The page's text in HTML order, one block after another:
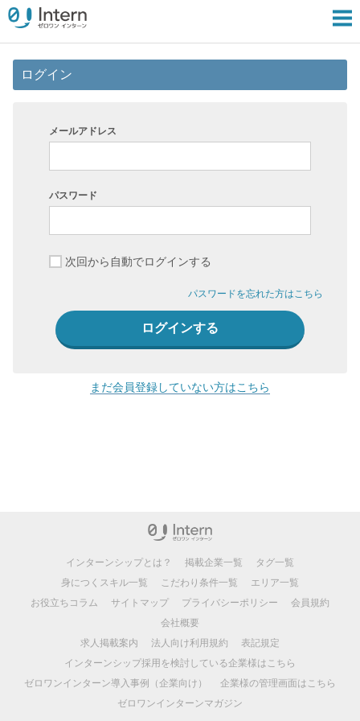
ログイン
メールアドレス
パスワード
次回から自動でログインする
パスワードを忘れた方はこちら
まだ会員登録していない方はこちら
インターンシップとは？ 掲載企業一覧
タグ一覧
身につくスキル一覧
こだわり条件一覧
エリア一覧
お役立ちコラム
サイトマップ プライバシーポリシー
会員規約
会社概要
求人掲載案内
法人向け利用規約
表記規定
インターンシップ採用を検討している企業様はこちら
ゼロワンインターン導入事例（企業向け）
企業様の管理画面はこちら
ゼロワンインターンマガジン